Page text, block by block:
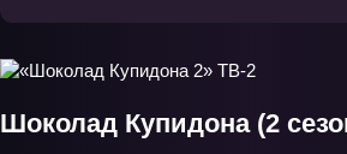
Шоколад Купидона (2